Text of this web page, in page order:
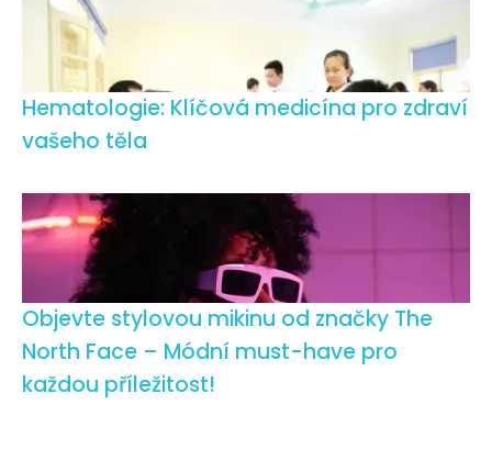
Hematologie: Klíčová medicína pro zdraví
vašeho těla
Objevte stylovou mikinu od značky The
North Face – Módní must-have pro
každou příležitost!